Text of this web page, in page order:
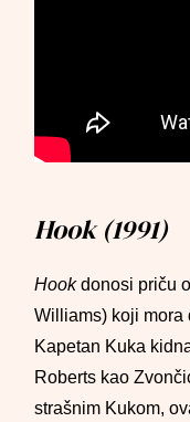
Hook (1991)
Hookdonosi priču
Williams) koji mora
Kapetan Kuka
Roberts kao
strašnim Kukom,